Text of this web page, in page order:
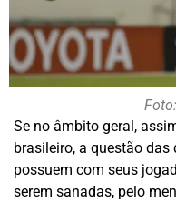
Se no âmbito geral,
brasileiro, a questão
possuem com seus
serem sanadas, pelo